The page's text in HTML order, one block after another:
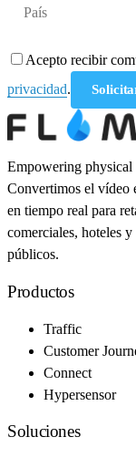
Acepto recibir
privacidad.
Empowering physical
Convertimos el vídeo
en tiempo real para
comerciales, hoteles y
públicos.
Productos
Traffic
Customer
Connect
Hypersensor
Soluciones